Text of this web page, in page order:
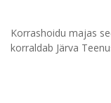
Korrashoidu majas
korraldab Järva